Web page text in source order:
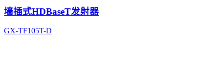
墙插式HDBaseT发射器
GX-TF105T-D